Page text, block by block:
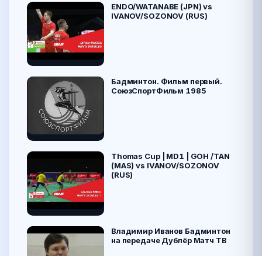
ENDO/WATANABE (JPN) vs
IVANOV/SOZONOV (RUS)
Бадминтон. Фильм первый.
СоюзСпортФильм 1985
Thomas Cup | MD1 | GOH /TAN
(MAS) vs IVANOV/SOZONOV
(RUS)
Владимир Иванов Бадминтон
на передаче Дублёр Матч ТВ